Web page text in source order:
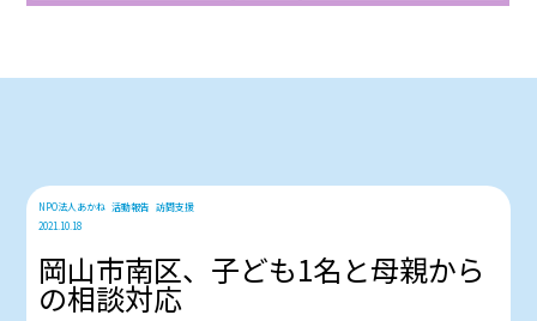
NPO法人あかね 活動報告 訪問支援
2021.10.18
岡山市南区、子ども1名と母親から
の相談対応